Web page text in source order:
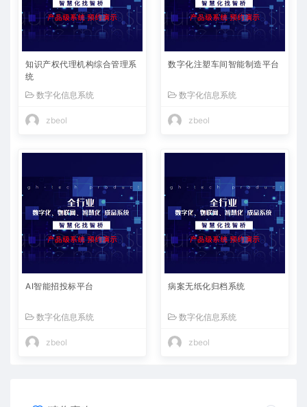
知识产权代理机构综合管理系
统
数字化信息系统
zbeol
数字化注塑车间智能制造平台
数字化信息系统
zbeol
AI智能招投标平台
数字化信息系统
zbeol
病案无纸化归档系统
数字化信息系统
zbeol